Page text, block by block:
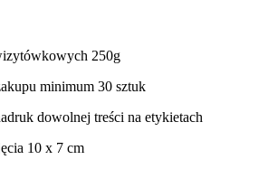
250g
minimum 30 sztuk
dowolnej treści na etykietach
10 x 7 cm